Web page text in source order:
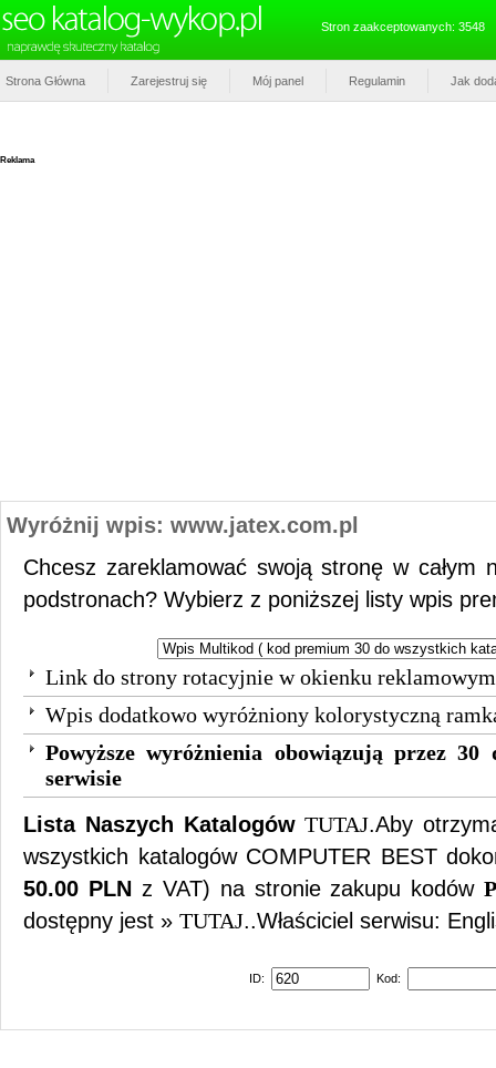
Stron zaakceptowanych: 3548
Strona Główna Zarejestruj się Mój panel Regulamin Jak
Reklama
Wyróżnij wpis: www.jatex.com.pl
Chcesz zareklamować swoją stronę w całym
podstronach? Wybierz z poniższej listy wpis
Link do strony rotacyjnie w okienku reklamowym
Wpis dodatkowo wyróżniony kolorystyczną
Powyższe wyróżnienia obowiązują przez
serwisie
Lista Naszych KatalogówTUTAJ.Aby
wszystkich katalogów COMPUTER BEST
50.00 PLNz VAT) na stronie zakupu kodów
dostępny jest » TUTAJ..Właściciel serwisu:
ID: Kod: